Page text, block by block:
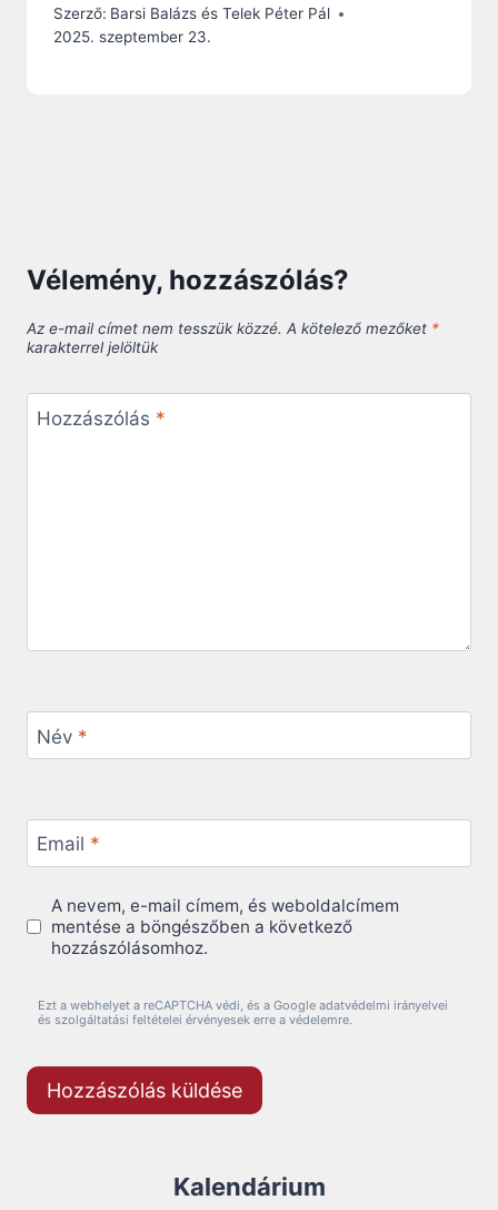
Szerző: Barsi Balázs és Telek Péter Pál
2025. szeptember 23.
Vélemény, hozzászólás?
Az e-mail címet nem tesszük közzé. A kötelező mezőket *
karakterrel jelöltük
Hozzászólás *
Név *
Email *
A nevem, e-mail címem, és weboldalcímem
mentése a böngészőben a következő
hozzászólásomhoz.
Ezt a webhelyet a reCAPTCHA védi, és a Google adatvédelmi irányelvei
és szolgáltatási feltételei érvényesek erre a védelemre.
Kalendárium